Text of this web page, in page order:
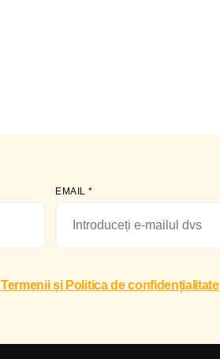
EMAIL*
Termenii și Politica de confidențialitate